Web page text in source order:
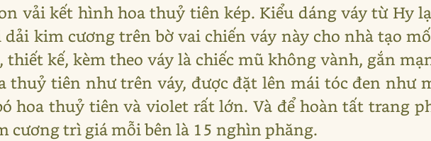
vải kết hình hoa thuỷ tiên kép. Kiểu dáng váy từ Hy
kim cương trên bờ vai chiến váy này cho nhà tạo
thiết kế, kèm theo váy là chiếc mũ không vành, gắn
thuỷ tiên như trên váy, được đặt lên mái tóc đen như
hoa thuỷ tiên và violet rất lớn. Và để hoàn tất trang
cương trì giá mỗi bên là 15 nghìn phăng.